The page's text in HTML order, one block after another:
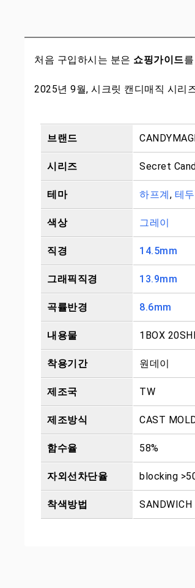
처음 구입하시는 분은 쇼핑가이드
2025년 9월, 시크릿 캔디매직 시리
브랜드
시리즈 Secret
테마 하프계, 테
색상 그레이
직경 14.5mm
그래픽직경 13.9mm
곡률반경 8.6mm
내용물 1BOX
착용기간 원데이
제조국 TW
제조방식 CAST
함수율 58%
자외선차단율 blocking
착색방법 SANDWICH